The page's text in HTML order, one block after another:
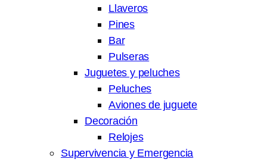
Llaveros
Pines
Bar
Pulseras
Juguetes y peluches
Peluches
Aviones de juguete
Decoración
Relojes
Supervivencia y Emergencia